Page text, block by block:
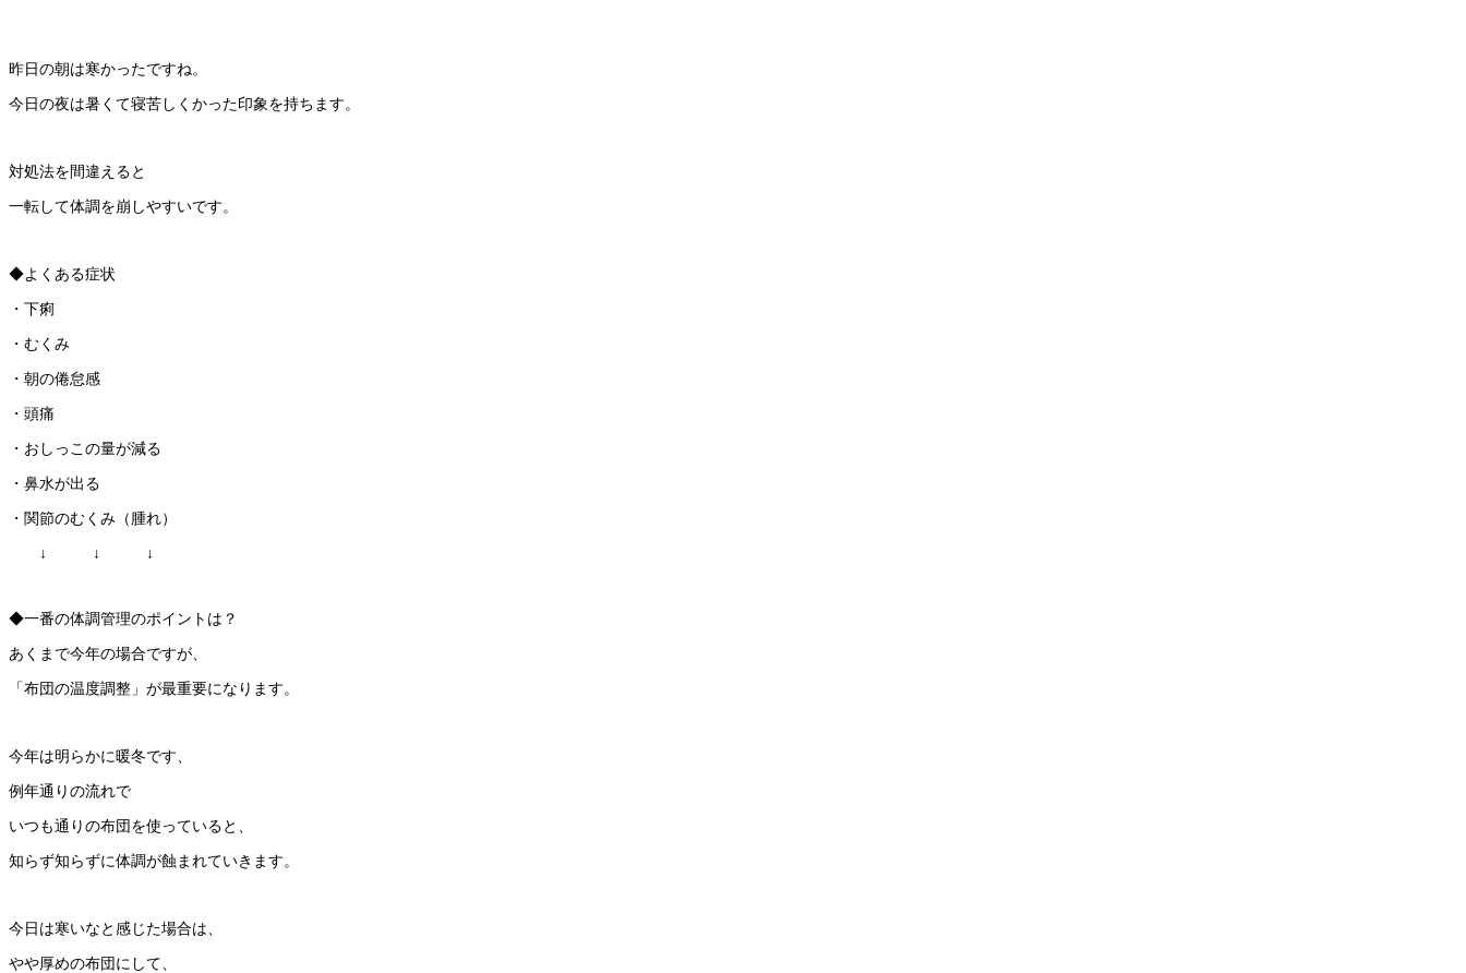
昨日の朝は寒かったですね。
今日の夜は暑くて寝苦しくかった印象を持ちます。
対処法を間違えると
一転して体調を崩しやすいです。
◆よくある症状
・下痢
・むくみ
・朝の倦怠感
・頭痛
・おしっこの量が減る
・鼻水が出る
・関節のむくみ（腫れ）
↓ ↓ ↓
◆一番の体調管理のポイントは？
あくまで今年の場合ですが、
「布団の温度調整」が最重要になります。
今年は明らかに暖冬です、
例年通りの流れで
いつも通りの布団を使っていると、
知らず知らずに体調が蝕まれていきます。
今日は寒いなと感じた場合は、
やや厚めの布団にして、